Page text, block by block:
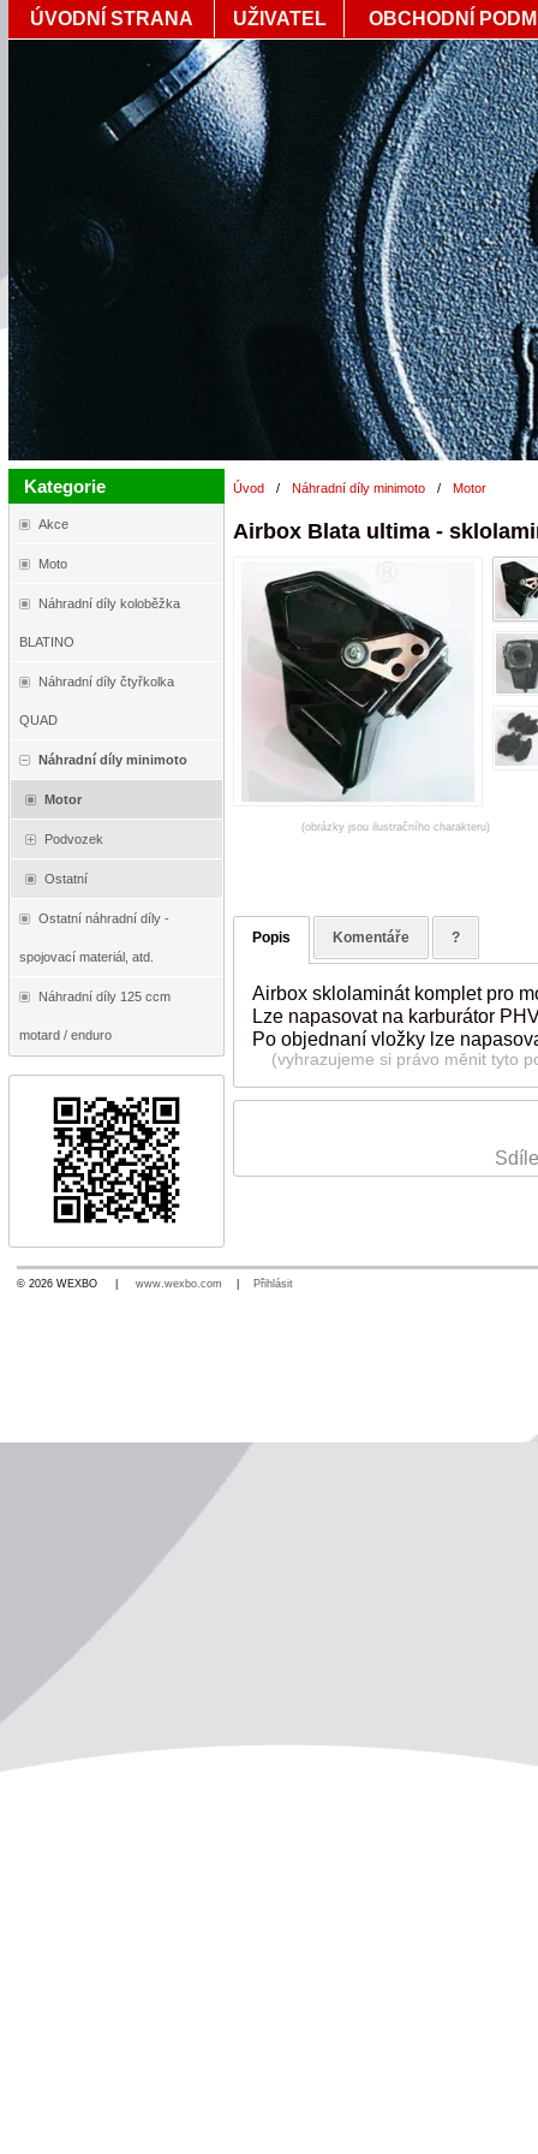
ÚVODNÍ STRANA UŽIVATEL OBCHODNÍ
Kategorie
Akce
Moto
Náhradní díly koloběžka
BLATINO
Náhradní díly čtyřkolka
QUAD
Náhradní díly minimoto
Motor
Podvozek
Ostatní
Ostatní náhradní díly -
spojovací materiál, atd.
Náhradní díly 125 ccm
motard / enduro
Úvod / Náhradní díly minimoto / Motor
Airbox Blata ultima -
(obrázky jsou ilustračního charakteru)
Popis Komentáře ?
Airbox sklolaminát komplet pro
Lze napasovat na karburátor
Po objednaní vložky lze
(vyhrazujeme si právo měnit tyto
© 2026 WEXBO | www.wexbo.com Přihlásit